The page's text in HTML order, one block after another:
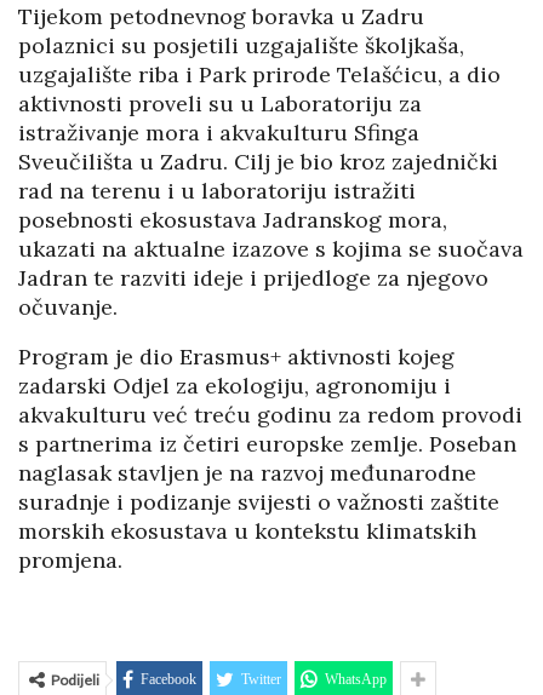
Tijekom petodnevnog boravka u Zadru
polaznici su posjetili uzgajalište školjkaša,
uzgajalište riba i Park prirode Telašćicu, a dio
aktivnosti proveli su u Laboratoriju za
istraživanje mora i akvakulturu Sfinga
Sveučilišta u Zadru. Cilj je bio kroz zajednički
rad na terenu i u laboratoriju istražiti
posebnosti ekosustava Jadranskog mora,
ukazati na aktualne izazove s kojima se suočava
Jadran te razviti ideje i prijedloge za njegovo
očuvanje.
Program je dio Erasmus+ aktivnosti kojeg
zadarski Odjel za ekologiju, agronomiju i
akvakulturu već treću godinu za redom provodi
s partnerima iz četiri europske zemlje. Poseban
naglasak stavljen je na razvoj međunarodne
suradnje i podizanje svijesti o važnosti zaštite
morskih ekosustava u kontekstu klimatskih
promjena.
Podijeli Facebook Twitter WhatsApp